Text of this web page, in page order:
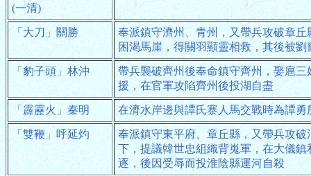
(一清)
「大刀」關勝
奉派鎮守濟州、青州，又帶兵攻破章
困渴馬崖，得關羽顯靈相救，其後被劉
「豹子頭」林沖
帶兵襲破齊州後奉命鎮守齊州，娶扈
援，在官軍攻陷齊州後投湖自盡
「霹靂火」秦明 在濟水岸邊與譚氏寨人馬交戰時為譚勇
「雙鞭」呼延灼
奉派鎮守東平府、章丘縣，又帶兵攻
下，提議韓世忠組織背嵬軍，在大儀
逐，後因受辱而投淮陰縣運河自殺